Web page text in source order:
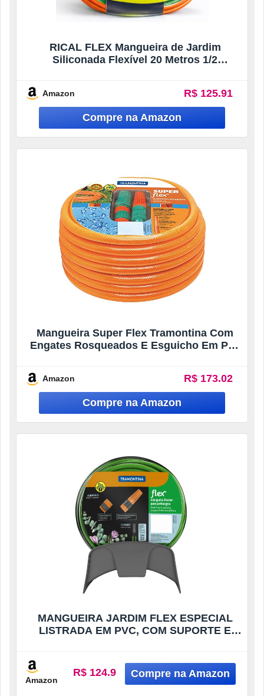
RICAL FLEX Mangueira de Jardim
Siliconada Flexível 20 Metros 1/2
Amazon R$ 125.91
Mangueira Super Flex Tramontina Com
Engates Rosqueados E Esguicho Em Pvc
Amazon R$ 173.02
MANGUEIRA JARDIM FLEX ESPECIAL
LISTRADA EM PVC, COM SUPORTE E
Amazon
R$ 124.9